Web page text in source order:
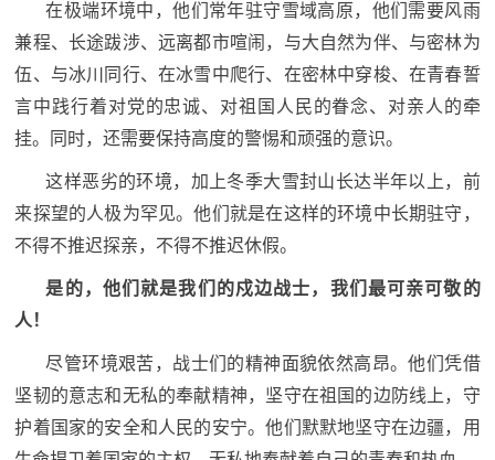
规
国
防
法
规
国
防
知
国
防
知
全
民
防
子
在极端环境中，他们常年驻守雪域高原，他们需要风雨
兼程、长途跋涉、远离都市喧闹，与大自然为伴、与密林为
伍、与冰川同行、在冰雪中爬行、在密林中穿梭、在青春誓
言中践行着对党的忠诚、对祖国人民的眷念、对亲人的牵
挂。同时，还需要保持高度的警惕和顽强的意识。
这样恶劣的环境，加上冬季大雪封山长达半年以上，前
来探望的人极为罕见。他们就是在这样的环境中长期驻守，
不得不推迟探亲，不得不推迟休假。
是的，他们就是我们的戍边战士，我们最可亲可敬的
人！
尽管环境艰苦，战士们的精神面貌依然高昂。他们凭借
坚韧的意志和无私的奉献精神，坚守在祖国的边防线上，守
护着国家的安全和人民的安宁。他们默默地坚守在边疆，用